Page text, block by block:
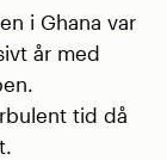
i Ghana var
år med
tid då